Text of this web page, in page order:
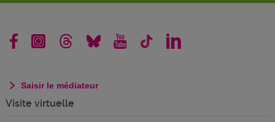
Saisir le médiateur
Visite virtuelle